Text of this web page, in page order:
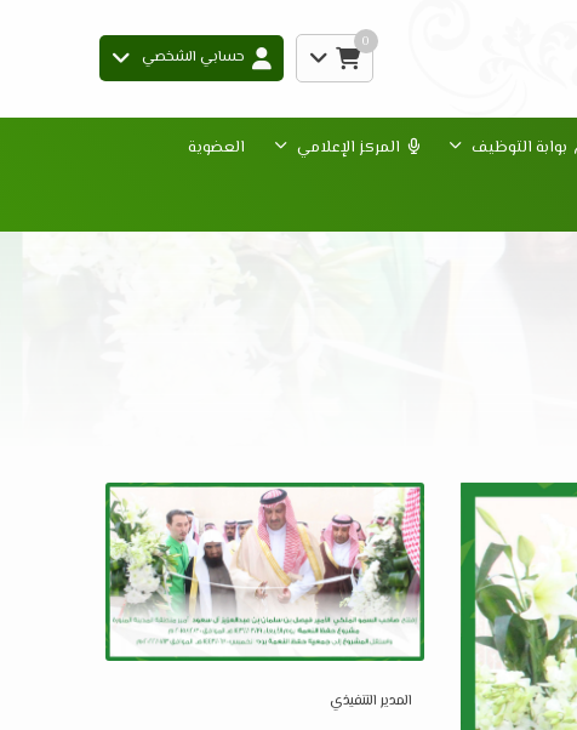
0
حسابي الشخصي
بوابة التوظيف المركز الإعلامي العضوية
المدير التنفيذي